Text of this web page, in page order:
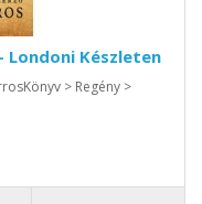
Londoni Készleten
> Regény >